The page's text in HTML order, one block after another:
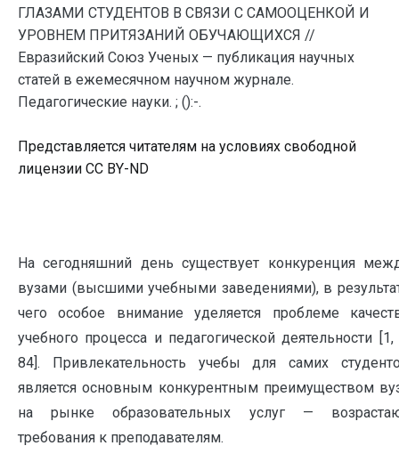
ГЛАЗАМИ СТУДЕНТОВ В СВЯЗИ С САМООЦЕНКОЙ И
УРОВНЕМ ПРИТЯЗАНИЙ ОБУЧАЮЩИХСЯ //
Евразийский Союз Ученых — публикация научных
статей в ежемесячном научном журнале.
Педагогические науки. ; ():-.
Представляется читателям на условиях свободной
лицензии CC BY-ND
На сегодняшний день существует конкуренция
вузами (высшими учебными заведениями), в
чего особое внимание уделяется проблеме
учебного процесса и педагогической деятельности [1,
84]. Привлекательность учебы для самих
является основным конкурентным преимуществом
на рынке образовательных услуг —
требования к преподавателям.